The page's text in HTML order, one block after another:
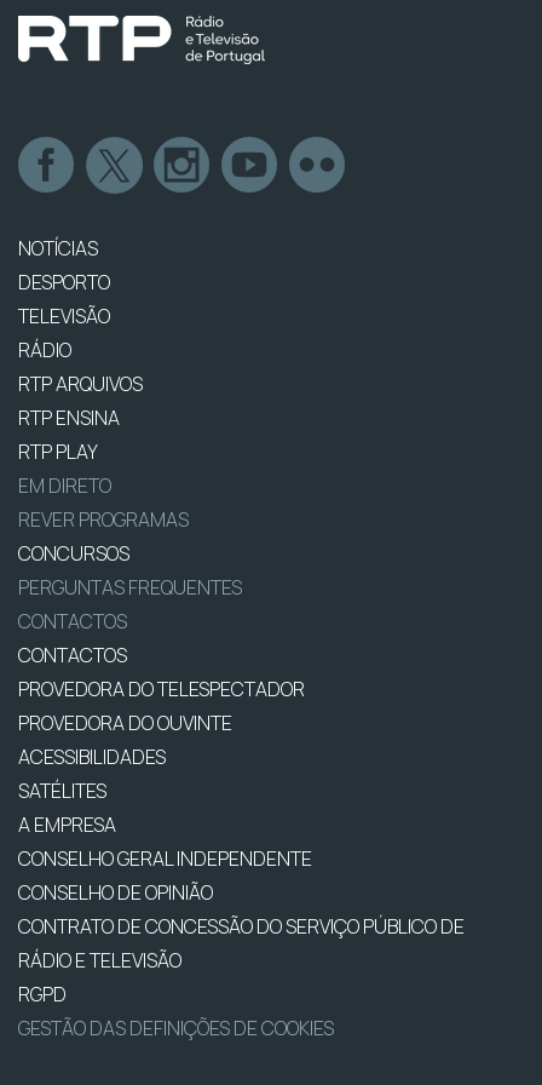
NOTÍCIAS
DESPORTO
TELEVISÃO
RÁDIO
RTP ARQUIVOS
RTP ENSINA
RTP PLAY
EM DIRETO
REVER PROGRAMAS
CONCURSOS
PERGUNTAS FREQUENTES
CONTACTOS
CONTACTOS
PROVEDORA DO TELESPECTADOR
PROVEDORA DO OUVINTE
ACESSIBILIDADES
SATÉLITES
A EMPRESA
CONSELHO GERAL INDEPENDENTE
CONSELHO DE OPINIÃO
CONTRATO DE CONCESSÃO DO SERVIÇO PÚBLICO DE
RÁDIO E TELEVISÃO
RGPD
GESTÃO DAS DEFINIÇÕES DE COOKIES